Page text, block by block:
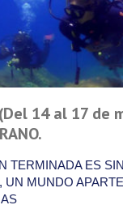
UN
UNA
ASÍ SERÁ,